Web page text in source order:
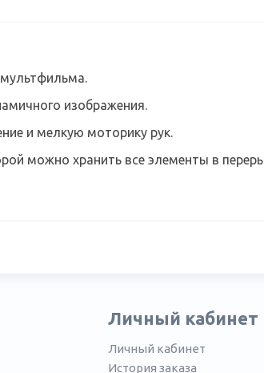
мультфильма.
изображения.
и мелкую моторику рук.
можно хранить все элементы в
Личный кабинет
Личный кабинет
История заказа